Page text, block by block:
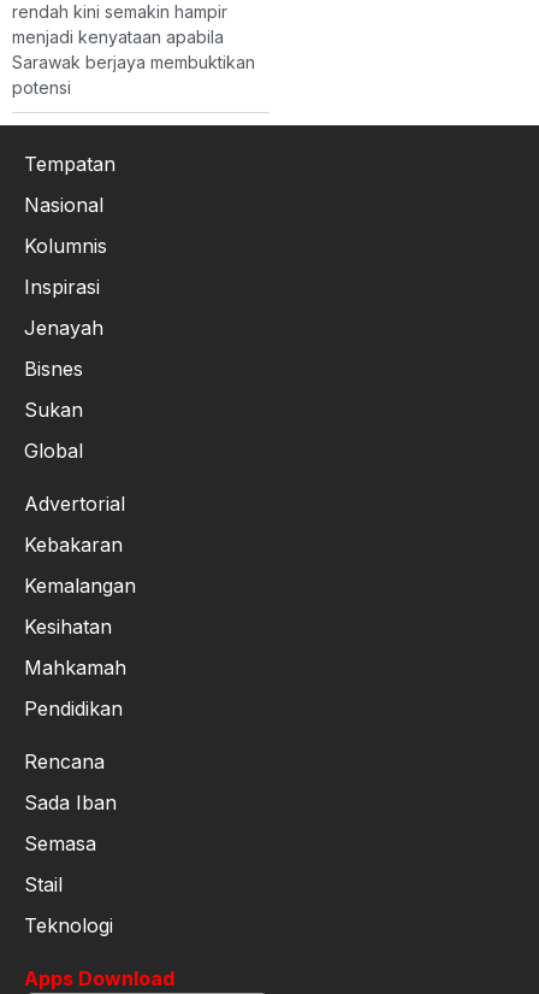
rendah kini semakin hampir
menjadi kenyataan apabila
Sarawak berjaya membuktikan
potensi
Tempatan
Nasional
Kolumnis
Inspirasi
Jenayah
Bisnes
Sukan
Global
Advertorial
Kebakaran
Kemalangan
Kesihatan
Mahkamah
Pendidikan
Rencana
Sada Iban
Semasa
Stail
Teknologi
Apps Download